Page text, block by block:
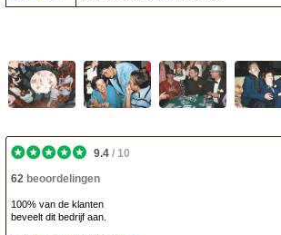
9.4 / 10
62 beoordelingen
100% van de klanten
beveelt dit bedrijf aan.